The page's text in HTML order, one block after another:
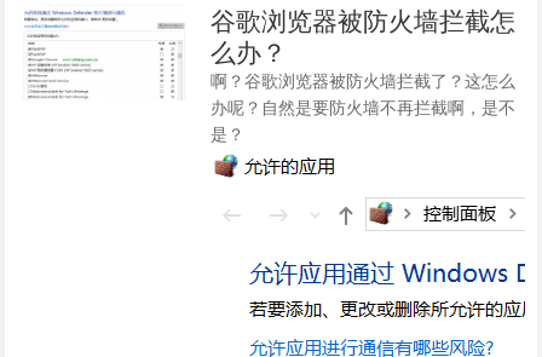
谷歌浏览器被防火墙拦截怎
么办？
啊？谷歌浏览器被防火墙拦截了？这怎么
办呢？自然是要防火墙不再拦截啊，是不
是？